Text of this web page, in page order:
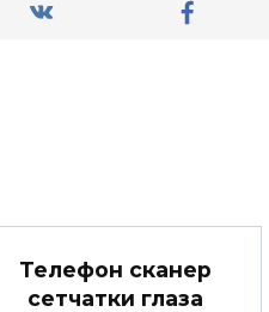
Телефон сканер
сетчатки глаза